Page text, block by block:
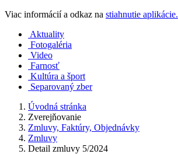
Viac informácií a odkaz na stiahnutie aplikácie.
Aktuality
Fotogaléria
Video
Farnosť
Kultúra a šport
Separovaný zber
Úvodná stránka
Zverejňovanie
Zmluvy, Faktúry, Objednávky
Zmluvy
Detail zmluvy 5/2024